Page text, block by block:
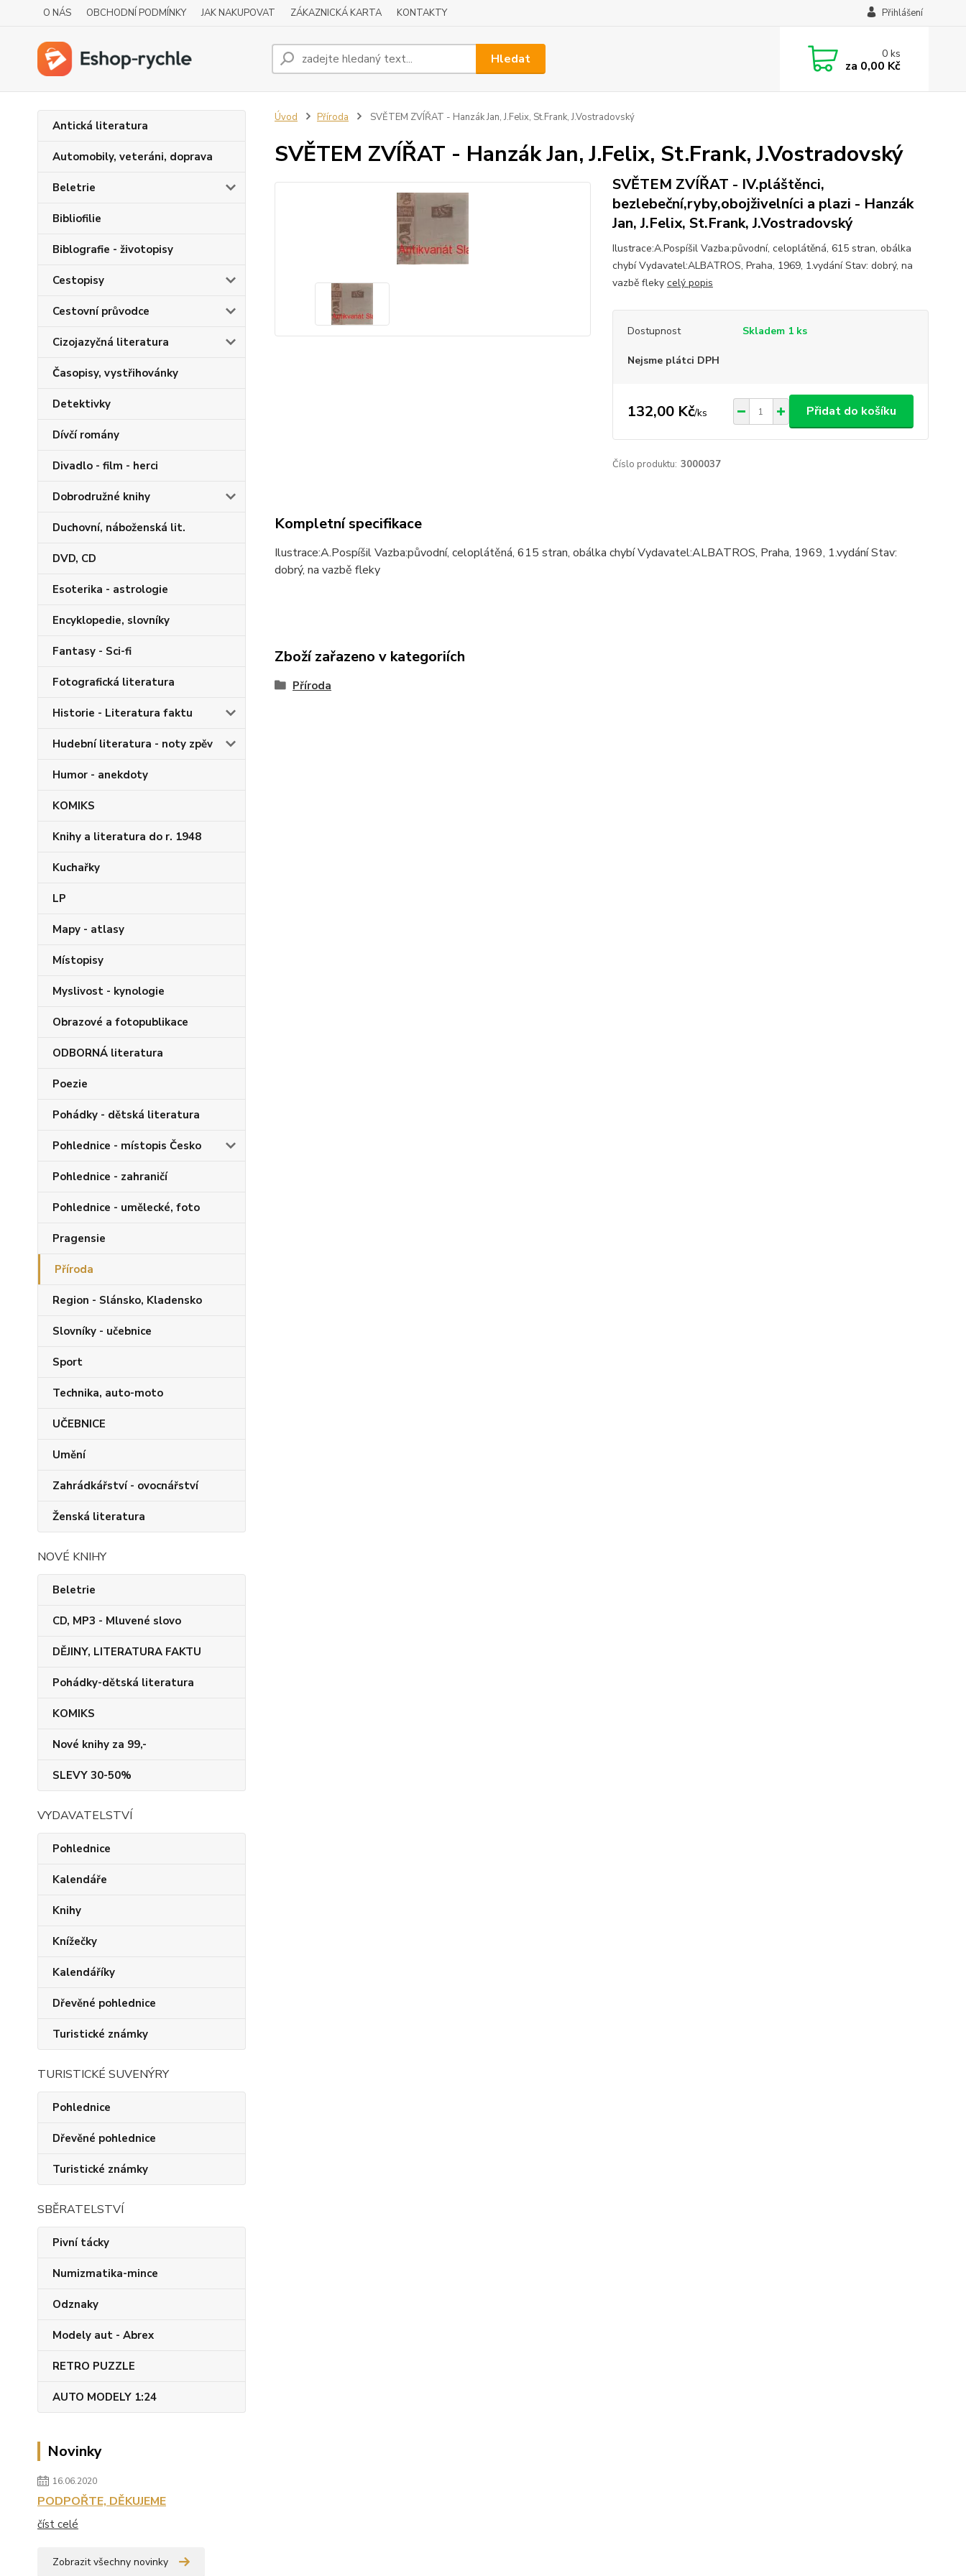
O NÁS OBCHODNÍ PODMÍNKY JAK NAKUPOVAT ZÁKAZNICKÁ KARTA KONTAKTY Přihlášení
Hledat 0ks
za 0,00 Kč
Antická literatura
Automobily, veteráni, doprava
Beletrie
Bibliofilie
Biblografie - životopisy
Cestopisy
Cestovní průvodce
Cizojazyčná literatura
Časopisy, vystřihovánky
Detektivky
Dívčí romány
Divadlo - film - herci
Dobrodružné knihy
Duchovní, náboženská lit.
DVD, CD
Esoterika - astrologie
Encyklopedie, slovníky
Fantasy - Sci-fi
Fotografická literatura
Historie - Literatura faktu
Hudební literatura - noty zpěv
Humor - anekdoty
KOMIKS
Knihy a literatura do r. 1948
Kuchařky
LP
Mapy - atlasy
Místopisy
Myslivost - kynologie
Obrazové a fotopublikace
ODBORNÁ literatura
Poezie
Pohádky - dětská literatura
Pohlednice - místopis Česko
Pohlednice - zahraničí
Pohlednice - umělecké, foto
Pragensie
Příroda
Region - Slánsko, Kladensko
Slovníky - učebnice
Sport
Technika, auto-moto
UČEBNICE
Umění
Zahrádkářství - ovocnářství
Ženská literatura
NOVÉ KNIHY
Beletrie
CD, MP3 - Mluvené slovo
DĚJINY, LITERATURA FAKTU
Pohádky-dětská literatura
KOMIKS
Nové knihy za 99,-
SLEVY 30-50%
VYDAVATELSTVÍ
Pohlednice
Kalendáře
Knihy
Knížečky
Kalendáříky
Dřevěné pohlednice
Turistické známky
TURISTICKÉ SUVENÝRY
Pohlednice
Dřevěné pohlednice
Turistické známky
SBĚRATELSTVÍ
Pivní tácky
Numizmatika-mince
Odznaky
Modely aut - Abrex
RETRO PUZZLE
AUTO MODELY 1:24
Novinky
16.06.2020
PODPOŘTE, DĚKUJEME
číst celé
Zobrazit všechny novinky
Úvod Příroda SVĚTEM ZVÍŘAT - Hanzák Jan, J.Felix, St.Frank, J.Vostradovský
SVĚTEM ZVÍŘAT - Hanzák Jan, J.Felix, St.Frank, J.Vostradovský
SVĚTEM ZVÍŘAT - IV.pláštěnci,
bezlebeční,ryby,obojživelníci a plazi - Hanzák
Jan, J.Felix, St.Frank, J.Vostradovský
Ilustrace:A.Pospíšil Vazba:původní, celoplátěná, 615 stran, obálka
chybí Vydavatel:ALBATROS, Praha, 1969, 1.vydání Stav: dobrý, na
vazbě fleky celý popis
Dostupnost Skladem 1 ks
Nejsme plátci DPH
132,00 Kč/ks Přidat do košíku
Číslo produktu: 3000037
Kompletní specifikace
Ilustrace:A.Pospíšil Vazba:původní, celoplátěná, 615 stran, obálka chybí Vydavatel:ALBATROS, Praha, 1969, 1.vydání Stav:
dobrý, na vazbě fleky
Zboží zařazeno v kategoriích
Příroda